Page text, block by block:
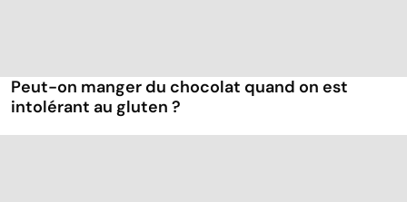
Peut-on manger du chocolat quand on est
intolérant au gluten ?